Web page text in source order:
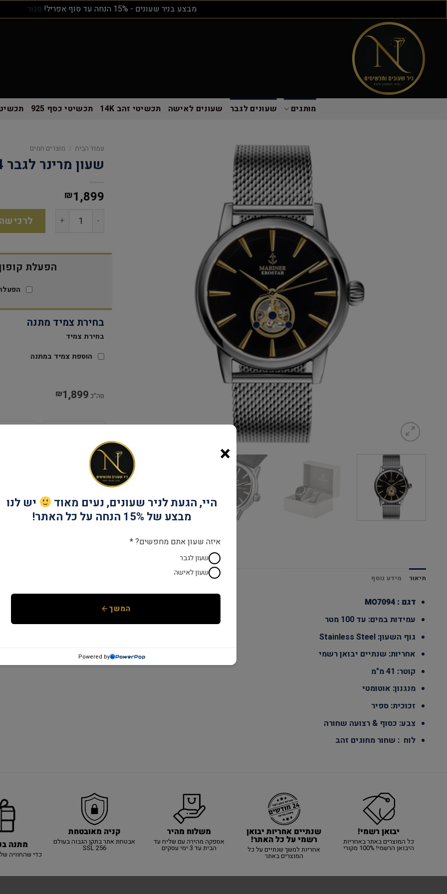
מבצע בניר שעונים - 15% הנחה עד סוף אפריל! סגור
מותגים שעונים לגבר שעונים לאישה תכשיטי זהב 14K תכשיטי כסף 925
עמוד הבית / מוצרים חמים
שעון מרינר לגבר MO7094
₪1,899
לרכישה
הפעלת קופון 15%
בחירת צמיד מתנה
בחירת צמיד
הוספת צמיד במתנה
סה"כ ₪1,899
שנתיים אחריות
,מוצרים חמים
תיאור מידע נוסף
דגם : MO7094
עמידות במים: עד 100 מטר
גוף השעון: Stainless Steel
אחריות: שנתיים יבואן רשמי
קוטר: 41 מ"מ
מנגנון: אוטומטי
זכוכית: ספיר
צבע: כסוף & רצועה שחורה
לוח : שחור מחוגים זהב
יבואן רשמי!
כל המוצרים באתר באחריות
היבואן הרשמי! 100% מקורי
שנתיים אחריות יבואן
רשמי על כל האתר!
אחריות למשך שנתיים על כל
המוצרים באתר
משלוח מהיר
אספקה מהירה עם שליח עד
הבית עד 3 ימי עסקים
קניה מאובטחת
אבטחת אתר בתקן הגבוה בעולם
SSL 256 מתנה
כדי שהחוויה
×
היי, הגעת לניר שעונים, נעים מאוד
יש לנו
מבצע של 15% הנחה על כל האתר!
איזה שעון אתם מחפשים? *
שעון לגבר
שעון לאישה
המשך
Powered by